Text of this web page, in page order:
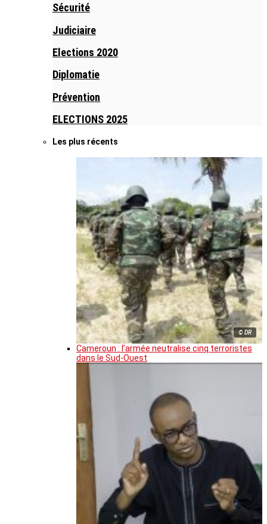
Sécurité
Judiciaire
Elections 2020
Diplomatie
Prévention
ELECTIONS 2025
Les plus récents
© DR
Cameroun : l’armée neutralise cinq terroristes
dans le Sud-Ouest